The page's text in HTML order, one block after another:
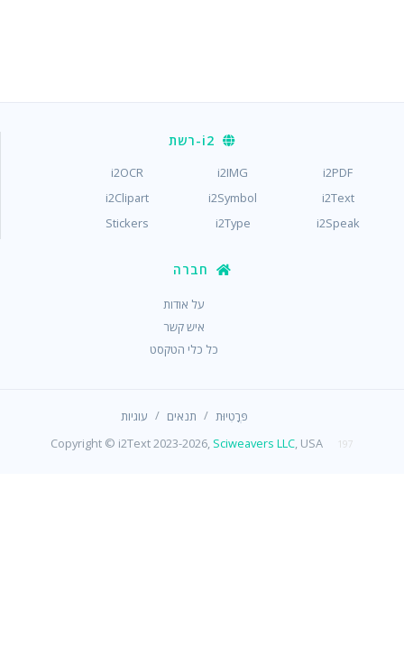
i2-רשת
i2PDF
i2IMG
i2OCR
i2Text
i2Symbol
i2Clipart
i2Speak
i2Type
Stickers
חברה
על אודות
איש קשר
כל כלי הטקסט
פְּרָטִיוּת / תנאים / עוגיות
Copyright © i2Text 2023-2026, Sciweavers LLC , USA 197